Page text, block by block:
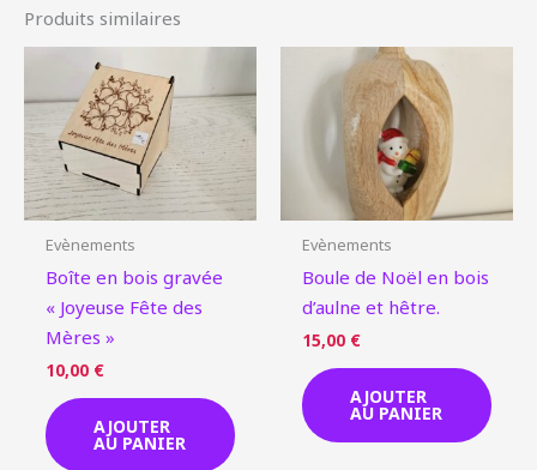
Produits similaires
Evènements
Boîte en bois gravée
« Joyeuse Fête des
Mères »
10,00 €
AJOUTER
AU PANIER
Evènements
Boule de Noël en bois
d’aulne et hêtre.
15,00 €
AJOUTER
AU PANIER